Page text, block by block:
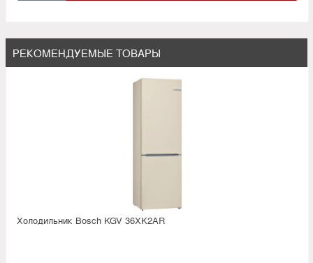
РЕКОМЕНДУЕМЫЕ ТОВАРЫ
Холодильник Bosсh KGV 36XK2AR